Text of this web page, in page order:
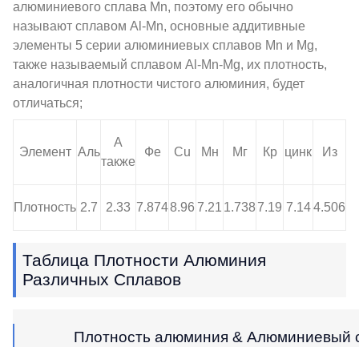
алюминиевого сплава Mn, поэтому его обычно
называют сплавом Al-Mn, основные аддитивные
элементы 5 серии алюминиевых сплавов Mn и Mg,
также называемый сплавом Al-Mn-Mg, их плотность,
аналогичная плотности чистого алюминия, будет
отличаться;
Элемент Аль
А
также
Фе Cu Мн Мг Кр цинк Из
Плотность 2.7 2.33 7.8748.96 7.21 1.7387.19 7.14 4.506
Таблица Плотности Алюминия
Различных Сплавов
Плотность алюминия & Алюминиевый